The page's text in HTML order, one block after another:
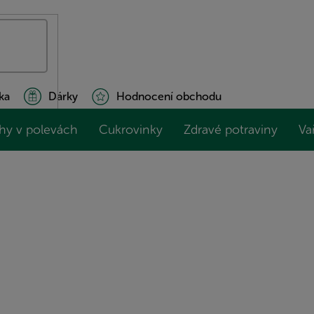
Dárky Hodnocení obchodu
v polevách Cukrovinky Zdravé potraviny